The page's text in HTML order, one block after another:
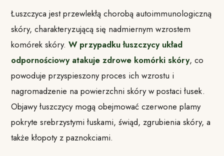
Łuszczyca jest przewlekłą chorobą autoimmunologiczną
skóry, charakteryzującą się nadmiernym wzrostem
komórek skóry.W przypadku łuszczycy układ
odpornościowy atakuje zdrowe komórki skóry, co
powoduje przyspieszony proces ich wzrostu i
nagromadzenie na powierzchni skóry w postaci łusek.
Objawy łuszczycy mogą obejmować czerwone plamy
pokryte srebrzystymi łuskami, świąd, zgrubienia skóry, a
także kłopoty z paznokciami.